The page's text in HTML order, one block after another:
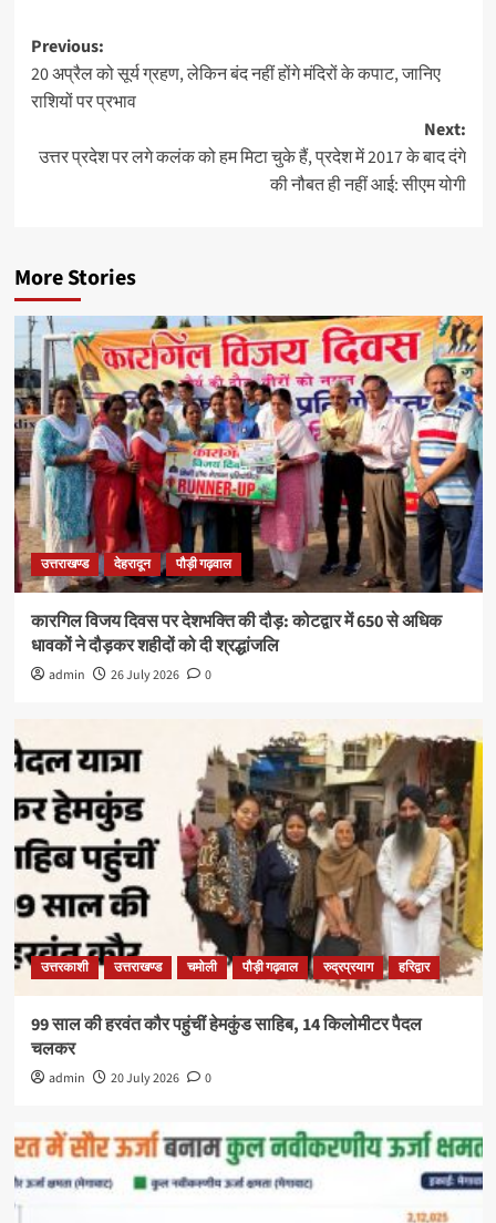
Previous:
20 अप्रैल को सूर्य ग्रहण, लेकिन बंद नहीं होंगे मंदिरों के कपाट, जानिए
राशियों पर प्रभाव
Next:
उत्तर प्रदेश पर लगे कलंक को हम मिटा चुके हैं, प्रदेश में 2017 के बाद दंगे
की नौबत ही नहीं आई: सीएम योगी
More Stories
उत्तराखण्ड देहरादून पौड़ी गढ़वाल
कारगिल विजय दिवस पर देशभक्ति की दौड़: कोटद्वार में 650 से अधिक
धावकों ने दौड़कर शहीदों को दी श्रद्धांजलि
admin 26 July 2026 0
उत्तरकाशी उत्तराखण्ड चमोली पौड़ी गढ़वाल रुद्रप्रयाग हरिद्वार
99 साल की हरवंत कौर पहुंचीं हेमकुंड साहिब, 14 किलोमीटर पैदल
चलकर
admin 20 July 2026 0